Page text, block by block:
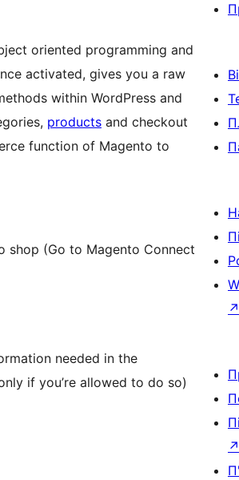
oriented programming and
activated, gives you a raw
within WordPress and
products and checkout
function of Magento to
shop (Go to Magento Connect
needed in the
if you’re allowed to do so)
↗
↗